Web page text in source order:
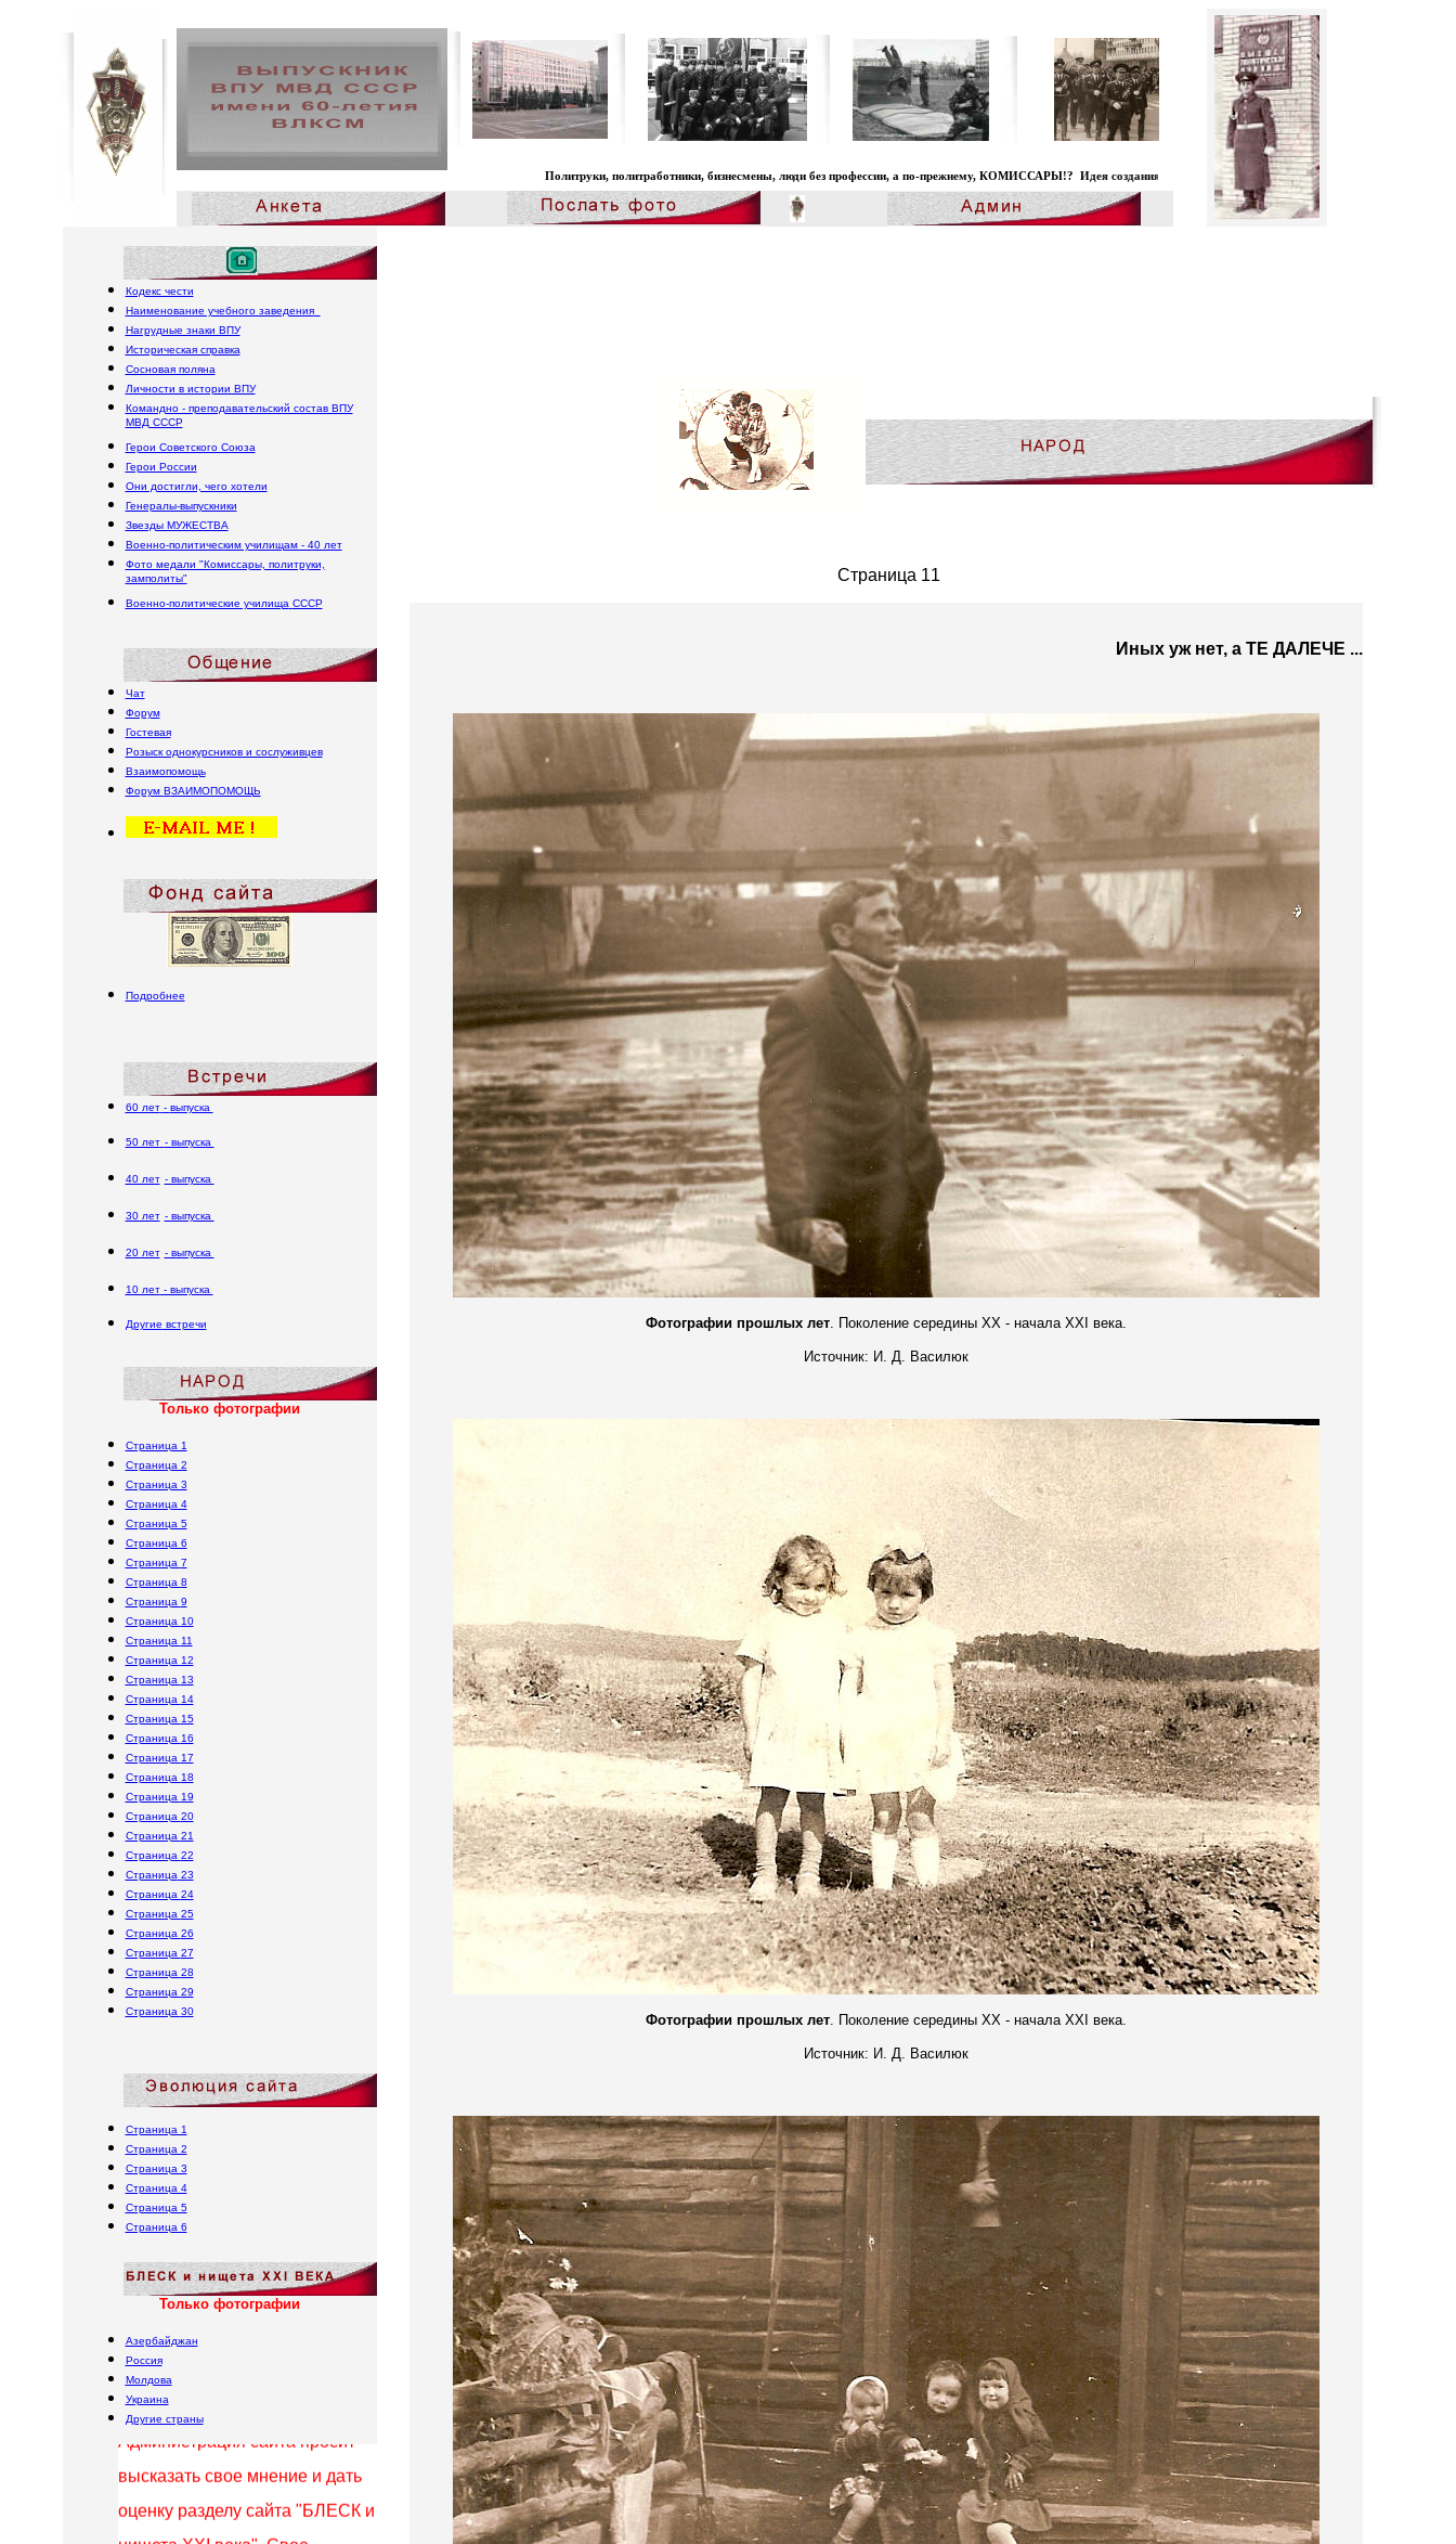
Политруки, политработники, бизнесмены, люди без профессии, а по-прежнему, КОМИССАРЫ!? Идея создания сайта принадлежит И.Д. Василюку и С.В. Титову
Кодекс чести
Наименование учебного заведения
Нагрудные знаки ВПУ
Историческая справка
Сосновая поляна
Личности в истории ВПУ
Командно - преподавательский состав ВПУ
МВД СССР
Герои Советского Союза
Герои России
Они достигли, чего хотели
Генералы-выпускники
Звезды МУЖЕСТВА
Военно-политическим училищам - 40 лет
Фото медали "Комиссары, политруки,
замполиты"
Военно-политические училища СССР
Чат
Форум
Гостевая
Розыск однокурсников и сослуживцев
Взаимопомощь
Форум ВЗАИМОПОМОЩЬ
Подробнее
60 лет - выпуска
50 лет - выпуска
40 лет - выпуска
30 лет - выпуска
20 лет - выпуска
10 лет- выпуска
Другие встречи
Только фотографии
Страница 1
Страница 2
Страница 3
Страница 4
Страница 5
Страница 6
Страница 7
Страница 8
Страница 9
Страница 10
Страница 11
Страница 12
Страница 13
Страница 14
Страница 15
Страница 16
Страница 17
Страница 18
Страница 19
Страница 20
Страница 21
Страница 22
Страница 23
Страница 24
Страница 25
Страница 26
Страница 27
Страница 28
Страница 29
Страница 30
Страница 1
Страница 2
Страница 3
Страница 4
Страница 5
Страница 6
Только фотографии
Азербайджан
Россия
Молдова
Украина
Другие страны
Уважаемые посетители сайта !
Администрация сайта просит
высказать свое мнение и дать
нищета XXI века". Свое
мнение, замеченные
Страница 11
Иных уж нет, а ТЕ ДАЛЕЧЕ ...
Фотографии прошлых лет. Поколение середины XX - начала XXI века.
Источник: И. Д. Василюк
Фотографии прошлых лет. Поколение середины XX - начала XXI века.
Источник: И. Д. Василюк